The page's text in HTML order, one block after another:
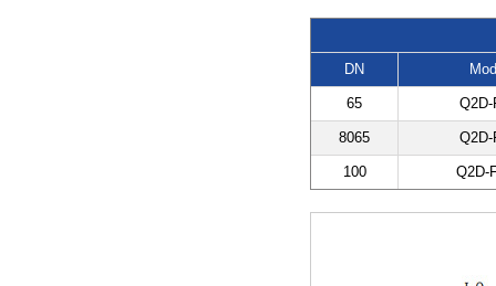
DN
65 Q2D-
8065 Q2D-
100 Q2D-